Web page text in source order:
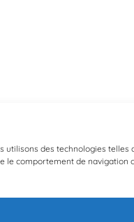
utilisons des technologies
le comportement de